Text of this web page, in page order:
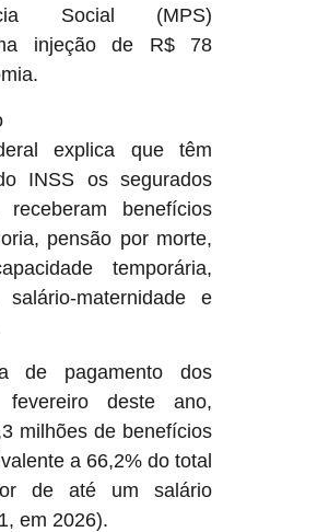
Social (MPS)
injeção de R$ 78
explica que têm
INSS os segurados
benefícios
pensão por morte,
temporária,
salário-maternidade e
de pagamento dos
fevereiro deste ano,
milhões de benefícios
a 66,2% do total
de até um salário
em 2026).